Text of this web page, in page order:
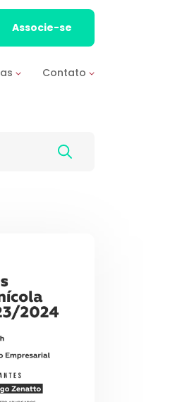
Contato
Associe-se